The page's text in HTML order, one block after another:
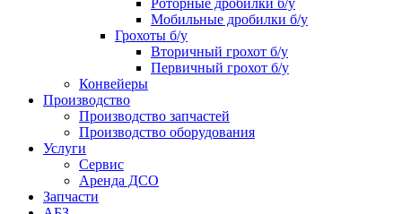
Роторные дробилки б/у
Мобильные дробилки б/у
Грохоты б/у
Вторичный грохот б/у
Первичный грохот б/у
Конвейеры
Производство
Производство запчастей
Производство оборудования
Услуги
Сервис
Аренда ДСО
Запчасти